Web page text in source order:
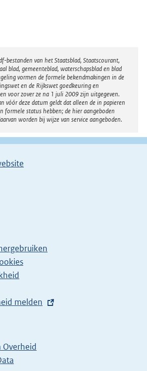
bestanden van het Staatsblad, Staatscourant,
blad, gemeenteblad, waterschapsblad en blad
vormen de formele bekendmakingen in de
en de Rijkswet goedkeuring en
voor zover ze na 1 juli 2009 zijn uitgegeven.
vóór deze datum geldt dat alleen de in papieren
formele status hebben; de hier aangeboden
worden bij wijze van service aangeboden.
melden
Overheid